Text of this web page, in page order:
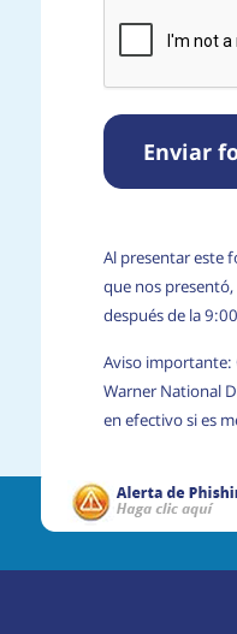
Enviar
Al presentar este
que nos
después de la
Aviso importante:
Warner National
en efectivo si es